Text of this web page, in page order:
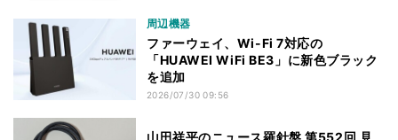
周辺機器
ファーウェイ、Wi-Fi 7対応の
「HUAWEI WiFi BE3」に新色ブラック
を追加
2026/07/30 09:56